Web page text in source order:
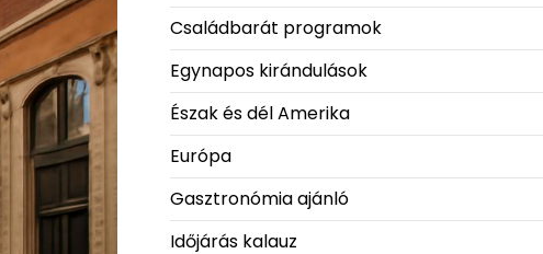
Családbarát programok
Egynapos kirándulások
Észak és dél Amerika
Európa
Gasztronómia ajánló
Időjárás kalauz